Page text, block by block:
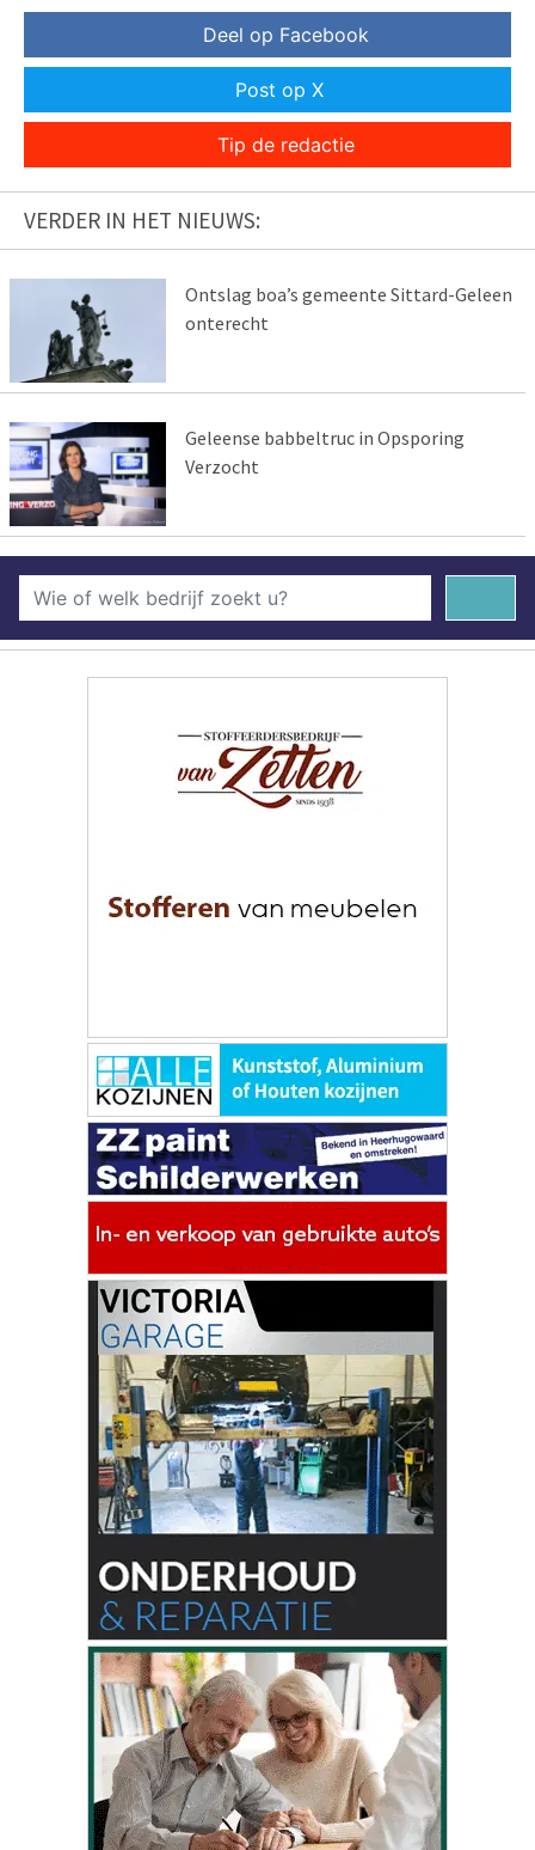
Deel op Facebook
Post op X
Tip de redactie
VERDER IN HET NIEUWS:
Ontslag boa’s gemeente Sittard-Geleen
onterecht
Geleense babbeltruc in Opsporing
Verzocht